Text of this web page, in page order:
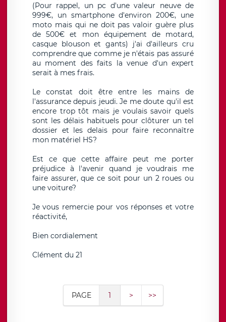
(Pour rappel, un pc d'une valeur neuve de
999€, un smartphone d'environ 200€, une
moto mais qui ne doit pas valoir guère plus
de 500€ et mon équipement de motard,
casque blouson et gants) j'ai d'ailleurs cru
comprendre que comme je n'étais pas assuré
au moment des faits la venue d'un expert
serait à mes frais.
Le constat doit être entre les mains de
l'assurance depuis jeudi. Je me doute qu'il est
encore trop tôt mais je voulais savoir quels
sont les délais habituels pour clôturer un tel
dossier et les delais pour faire reconnaître
mon matériel HS?
Est ce que cette affaire peut me porter
préjudice à l'avenir quand je voudrais me
faire assurer, que ce soit pour un 2 roues ou
une voiture?
Je vous remercie pour vos réponses et votre
réactivité,
Bien cordialement
Clément du 21
PAGE 1 > >>